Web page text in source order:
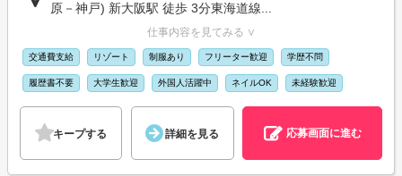
原－神戸) 新大阪駅 徒歩 3分東海道線...
仕事内容を見てみる ∨
交通費支給 リゾート 制服あり フリーター歓迎 学歴不問
履歴書不要 大学生歓迎 外国人活躍中 ネイルOK 未経験歓迎
キープする 詳細を見る 応募画面に進む